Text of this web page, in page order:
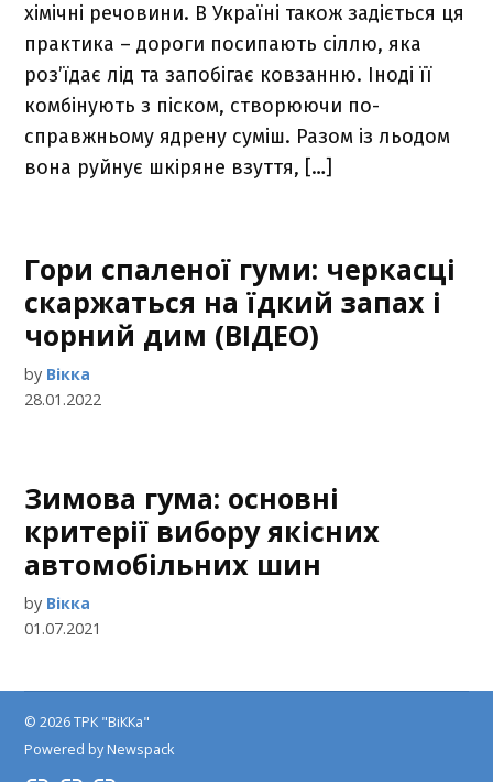
хімічні речовини. В Україні також задіється ця
практика – дороги посипають сіллю, яка
роз’їдає лід та запобігає ковзанню. Іноді її
комбінують з піском, створюючи по-
справжньому ядрену суміш. Разом із льодом
вона руйнує шкіряне взуття, […]
Гори спаленої гуми: черкасці
скаржаться на їдкий запах і
чорний дим (ВІДЕО)
by Вікка
28.01.2022
Зимова гума: основні
критерії вибору якісних
автомобільних шин
by Вікка
01.07.2021
© 2026 ТРК "ВіККа"
Powered by Newspack